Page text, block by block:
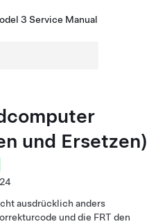
3 Service Manual
und Ersetzen)
ausdrücklich anders
und die FRT den